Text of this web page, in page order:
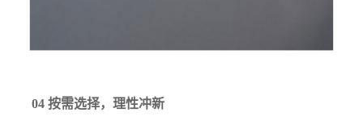
04 按需选择，理性冲新